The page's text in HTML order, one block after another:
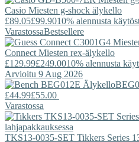
Casio Miesten g-shock älykello
£89.05£99.9010% alennusta
VarastossaBestsellere
Connect Miesten rex-älykello
£129.99£249.0010% alennusta
Arvioitu 9 Aug 2026
£44.99£55.00
Varastossa
TKS13-0035-SET Tikkers Series